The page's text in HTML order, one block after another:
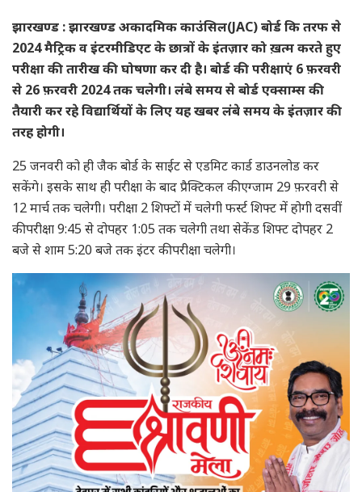
झारखण्ड : झारखण्ड अकादमिक काउंसिल(JAC) बोर्ड कि तरफ से
2024 मैट्रिक व इंटरमीडिएट के छात्रों के इंतज़ार को ख़त्म करते हुए
परीक्षा की तारीख की घोषणा कर दी है। बोर्ड की परीक्षाएं 6 फ़रवरी
से 26 फ़रवरी 2024 तक चलेगी। लंबे समय से बोर्ड एक्साम्स की
तैयारी कर रहे विद्यार्थियों के लिए यह खबर लंबे समय के इंतज़ार की
तरह होगी।
25 जनवरी को ही जैक बोर्ड के साईट से एडमिट कार्ड डाउनलोड कर
सकेंगे। इसके साथ ही परीक्षा के बाद प्रैक्टिकल की एग्जाम 29 फ़रवरी से
12 मार्च तक चलेगी। परीक्षा 2 शिफ्टों में चलेगी फर्स्ट शिफ्ट में होगी दसवीं
की परीक्षा 9:45 से दोपहर 1:05 तक चलेगी तथा सेकेंड शिफ्ट दोपहर 2
बजे से शाम 5:20 बजे तक इंटर की परीक्षा चलेगी।